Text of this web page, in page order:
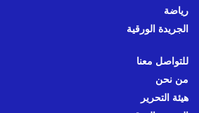
رياضة
الجريدة الورقية
للتواصل معنا
من نحن
هيئة التحرير